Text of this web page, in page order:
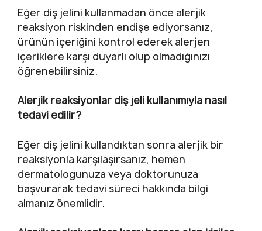
Eğer diş jelini kullanmadan önce alerjik
reaksiyon riskinden endişe ediyorsanız,
ürünün içeriğini kontrol ederek alerjen
içeriklere karşı duyarlı olup olmadığınızı
öğrenebilirsiniz.
Alerjik reaksiyonlar diş jeli kullanımıyla nasıl
tedavi edilir?
Eğer diş jelini kullandıktan sonra alerjik bir
reaksiyonla karşılaşırsanız, hemen
dermatologunuza veya doktorunuza
başvurarak tedavi süreci hakkında bilgi
almanız önemlidir.